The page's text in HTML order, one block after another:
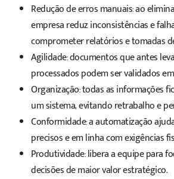
Redução de erros manuais: ao
empresa reduz inconsistências e
comprometer relatórios e tomadas
Agilidade: documentos que antes
processados podem ser validados
Organização: todas as informações
um sistema, evitando retrabalho e
Conformidade: a automatização
precisos e em linha com exigências
Produtividade: libera a equipe para
decisões de maior valor estratégico.